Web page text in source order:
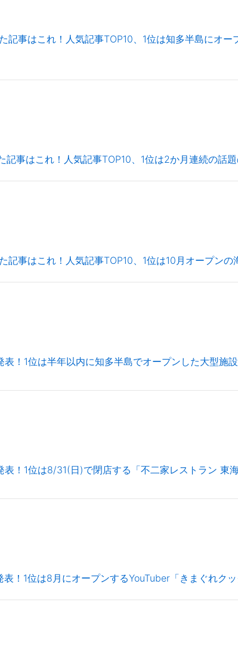
記事はこれ！人気記事TOP10、1位は知多半島にオー
記事はこれ！人気記事TOP10、1位は2か月連続の話
記事はこれ！人気記事TOP10、1位は10月オープンの
表！1位は半年以内に知多半島でオープンした大型施
表！1位は8/31(日)で閉店する「不二家レストラン 東海
表！1位は8月にオープンするYouTuber「きまぐれク